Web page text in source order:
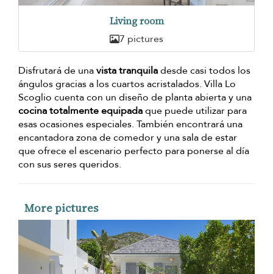
Living room
7 pictures
Disfrutará de unavista tranquiladesde casi todos los
ángulos gracias a los cuartos acristalados. Villa Lo
Scoglio cuenta con un diseño de planta abierta y una
cocina totalmente equipadaque puede utilizar para
esas ocasiones especiales. También encontrará una
encantadora zona de comedor y una sala de estar
que ofrece el escenario perfecto para ponerse al día
con sus seres queridos.
More pictures